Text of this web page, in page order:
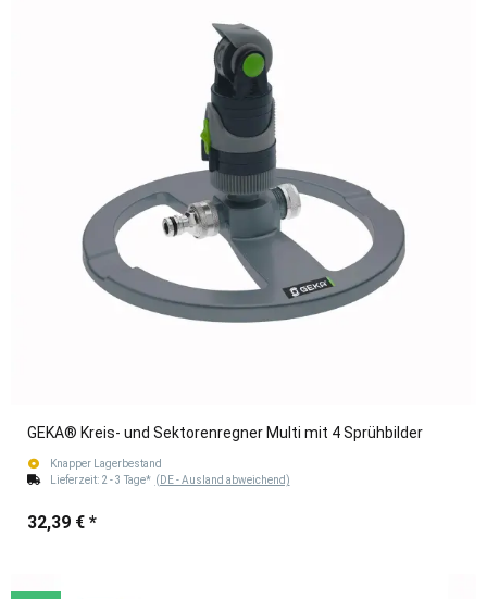
GEKA® Kreis- und Sektorenregner Multi mit 4 Sprühbilder
Knapper Lagerbestand
Lieferzeit: 2 - 3 Tage* (DE - Ausland abweichend)
32,39 € *